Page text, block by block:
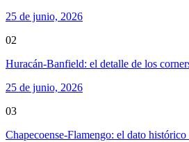
25 de junio, 2026
02
Huracán-Banfield: el detalle de los
25 de junio, 2026
03
Chapecoense-Flamengo: el dato